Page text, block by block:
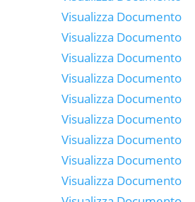
Visualizza Documento
Visualizza Documento
Visualizza Documento
Visualizza Documento
Visualizza Documento
Visualizza Documento
Visualizza Documento
Visualizza Documento
Visualizza Documento